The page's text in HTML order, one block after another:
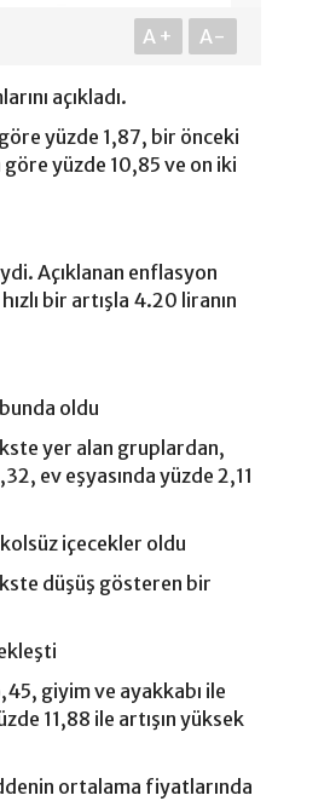
A+ A-
açıkladı.
yüzde 1,87, bir önceki
göre yüzde 10,85 ve on iki
Açıklanan enflasyon
bir artışla 4.20 liranın
oldu
yer alan gruplardan,
ev eşyasında yüzde 2,11
içecekler oldu
düşüş gösteren bir
giyim ve ayakkabı ile
11,88 ile artışın yüksek
ortalama fiyatlarında